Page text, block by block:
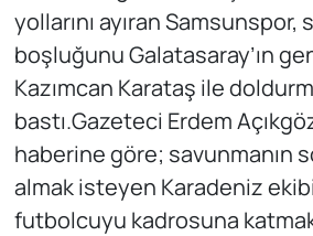
yollarını ayıran Samsunspor,
boşluğunu Galatasaray’ın
Kazımcan Karataş ile
bastı.Gazeteci Erdem
haberine göre; savunmanın
almak isteyen Karadeniz
futbolcuyu kadrosuna